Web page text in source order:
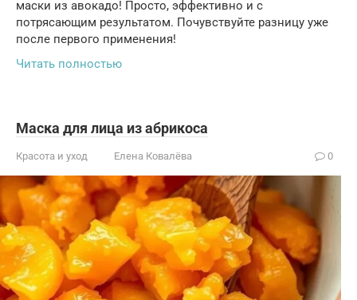
маски из авокадо! Просто, эффективно и с
потрясающим результатом. Почувствуйте разницу уже
после первого применения!
Читать полностью
Маска для лица из абрикоса
Красота и уход Елена Ковалёва 0